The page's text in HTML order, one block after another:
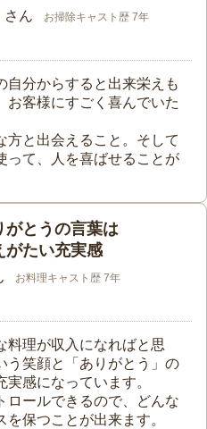
さん お掃除キャスト歴 7年
自分からすると出来栄えも
お客様にすごく喜んでいた
方と出会えること。そして
って、人を喜ばせることが
がとうの言葉は
がたい充実感
お料理キャスト歴 7年
料理が収入になればと思
う笑顔と「ありがとう」の
感になっています。
ロールできるので、どんな
保つことが出来ます。